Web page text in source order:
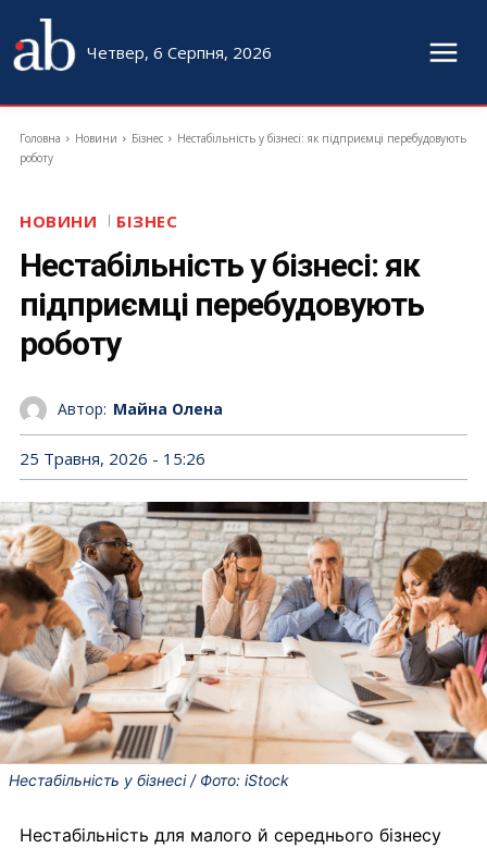
Четвер, 6 Серпня, 2026
Головна Новини Бізнес
Нестабільність у бізнесі: як підприємці перебудовують
роботу
НОВИНИ БІЗНЕС
Нестабільність у бізнесі: як
підприємці перебудовують
роботу
Автор: Майна Олена
25 Травня, 2026 - 15:26
Нестабільність у бізнесі / Фото: iStock
Нестабільність для малого й середнього бізнесу